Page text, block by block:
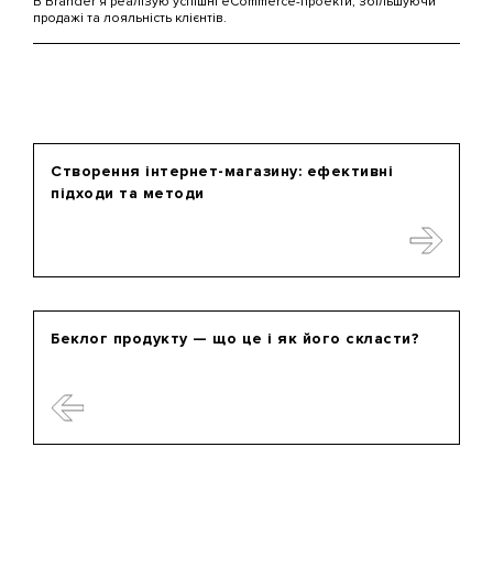
продажі та лояльність клієнтів.
Беклог продукту — що це і як його скласти?
Створення інтернет-магазину: ефективні
підходи та методи